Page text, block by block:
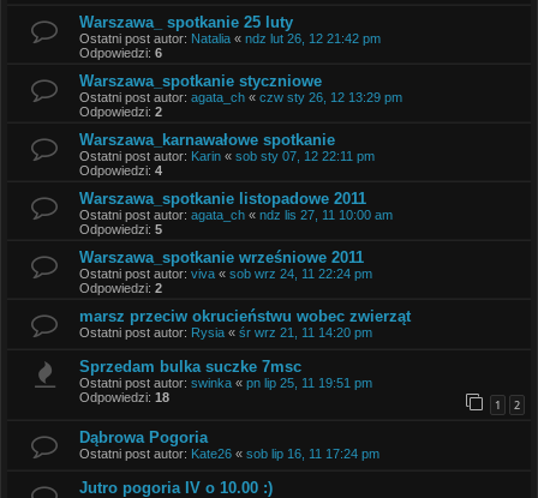
Warszawa_ spotkanie 25 luty
Ostatni post autor: Natalia « ndz lut 26, 12 21:42 pm
Odpowiedzi: 6
Warszawa_spotkanie styczniowe
Ostatni post autor: agata_ch « czw sty 26, 12 13:29 pm
Odpowiedzi: 2
Warszawa_karnawałowe spotkanie
Ostatni post autor: Karin « sob sty 07, 12 22:11 pm
Odpowiedzi: 4
Warszawa_spotkanie listopadowe 2011
Ostatni post autor: agata_ch « ndz lis 27, 11 10:00 am
Odpowiedzi: 5
Warszawa_spotkanie wrześniowe 2011
Ostatni post autor: viva « sob wrz 24, 11 22:24 pm
Odpowiedzi: 2
marsz przeciw okrucieństwu wobec zwierząt
Ostatni post autor: Rysia « śr wrz 21, 11 14:20 pm
Sprzedam bulka suczke 7msc
Ostatni post autor: swinka « pn lip 25, 11 19:51 pm
Odpowiedzi: 18 1 2
Dąbrowa Pogoria
Ostatni post autor: Kate26 « sob lip 16, 11 17:24 pm
Jutro pogoria IV o 10.00 :)